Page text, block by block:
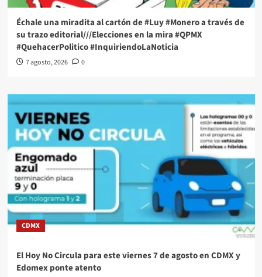
Échale una miradita al cartón de #Luy #Monero a través de
su trazo editorial///Elecciones en la mira #QPMX
#QuehacerPolitico #InquiriendoLaNoticia
7 agosto, 2026 0
CDMX
El Hoy No Circula para este viernes 7 de agosto en CDMX y
Edomex ponte atento